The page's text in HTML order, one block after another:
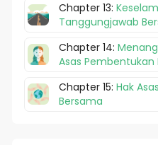
Chapter 13:
Tanggungjawab
Chapter 14:
Asas Pembentukan
Chapter 15: Hak
Bersama